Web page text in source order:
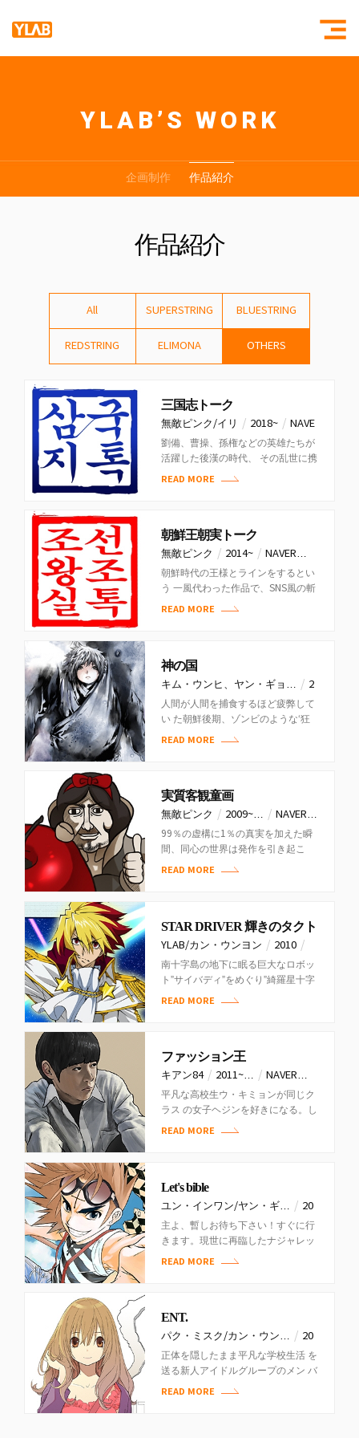
YLAB紹介
組織
YLAB’S WORK
企画制作 作品紹介
作品紹介
All SUPERSTRING BLUESTRING
REDSTRING ELIMONA OTHERS
三国志トーク
無敵ピンク/イリ / 2018~ / NAVE
R…
劉備、曹操、孫権などの英雄たちが
活躍した後漢の時代、 その乱世に携
帯があったとしたら⁉SNSで連絡
READ MORE
朝鮮王朝実トーク
無敵ピンク / 2014~ / NAVER…
朝鮮時代の王様とラインをするとい
う 一風代わった作品で、SNS風の斬
新なフ ォーマットを見せるウェブト
READ MORE
神の国
キム・ウンヒ、ヤン・ギョ… / 2
014 / 小学館スピ…
人間が人間を捕食するほど疲弊して
い た朝鮮後期、ゾンビのような‘狂
人症’患 者が溢れる朽ちた地で、王
READ MORE
実質客観童画
無敵ピンク / 2009~… / NAVER…
99％の虚構に1％の真実を加えた瞬
間、同心の世界は発作を引き起こ
す！
READ MORE
STAR DRIVER 輝きのタクト
YLAB/カン・ウンヨン / 2010 /
スクウェア…
南十字島の地下に眠る巨大なロボッ
ト”サイバディ”をめぐり”綺羅星十字
団”と戦う銀河の美少年ツナシ・タク
READ MORE
ファッション王
キアン84 / 2011~… / NAVER…
平凡な高校生ウ・キミョンが同じク
ラス の女子ヘジンを好きになる。し
かし彼 女の周りにはイケメン男子ば
READ MORE
Let's bible
ユン・インワン/ヤン・ギ… / 20
16 / COMIC…
主よ、暫しお待ち下さい！すぐに行
きます。現世に再臨したナジャレッ
ト様を堕天使たちの脅威から救うた
READ MORE
ENT.
パク・ミスク/カン・ウン… / 20
12~…/ NAVER…
正体を隠したまま平凡な学校生活 を
送る新人アイドルグループのメン バ
と、芸能人のイメージを失墜させ る
READ MORE